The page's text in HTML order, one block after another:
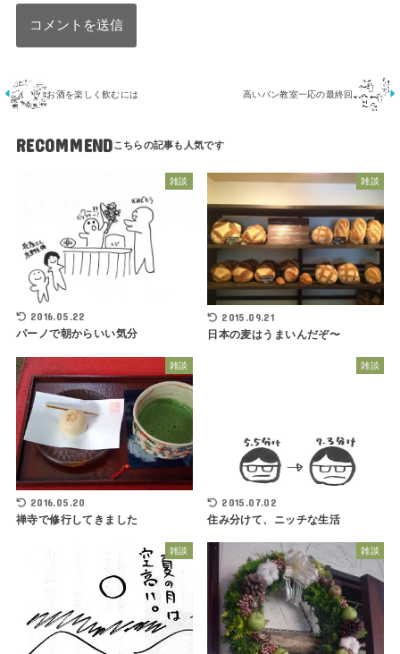
お酒を楽しく飲むには 高いパン教室一応の最終回
RECOMMEND
雑談
2016.05.22
パーノで朝からいい気分
雑談
2015.09.21
日本の麦はうまいんだぞ〜
雑談
2016.05.20
禅寺で修行してきました
雑談
2015.07.02
住み分けて、ニッチな生活
雑談 雑談